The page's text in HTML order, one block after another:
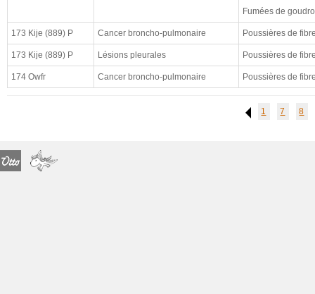
Fumées de
173 Kije (889) P Cancer broncho-pulmonaire Poussières de
173 Kije (889) P Lésions pleurales Poussières de
174 Owfr Cancer broncho-pulmonaire Poussières de
Previous
1 7 8